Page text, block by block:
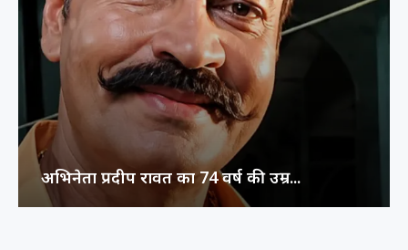
अभिनेता प्रदीप रावत का 74 वर्ष की उम्र...